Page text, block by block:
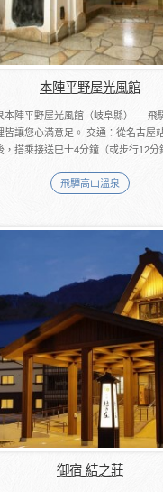
本陣平野屋光風館
本陣平野屋光風館（岐阜縣）──飛
皆讓您心滿意足。 交通：從名古屋
，搭乘接送巴士4分鐘（或步行12分
飛驒高山溫泉
御宿 結之莊